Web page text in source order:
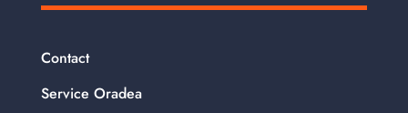
Contact
Service Oradea